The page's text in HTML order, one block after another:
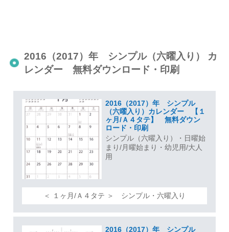
2016（2017）年 シンプル（六曜入り） カ
レンダー 無料ダウンロード・印刷
2016（2017）年 シンプル
（六曜入り）カレンダー 【１
ヶ月/Ａ４タテ】 無料ダウン
ロード・印刷
シンプル（六曜入り）・日曜始
まり/月曜始まり・幼児用/大人
用
＜ １ヶ月/Ａ４タテ ＞ シンプル・六曜入り
2016（2017）年 シンプル